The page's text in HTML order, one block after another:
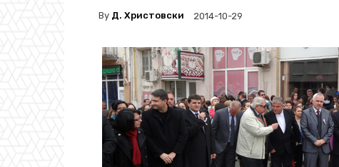
By Д. Христовски 2014-10-29